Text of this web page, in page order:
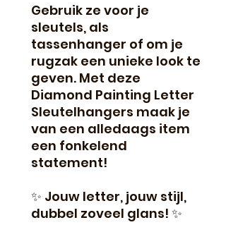
Gebruik ze voor je
sleutels, als
tassenhanger of om je
rugzak een unieke look te
geven. Met deze
Diamond Painting Letter
Sleutelhangers maak je
van een alledaags item
een fonkelend
statement!
✨ Jouw letter, jouw stijl,
dubbel zoveel glans! ✨